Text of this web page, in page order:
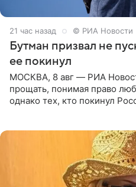
21 час назад © РИА Новости
Бутман призвал не
ее покинул
МОСКВА, 8 авг — РИА
прощать, понимая право
однако тех, кто покинул